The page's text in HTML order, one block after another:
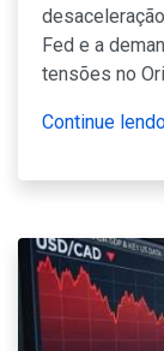
Fed e a
tensões no
Continue